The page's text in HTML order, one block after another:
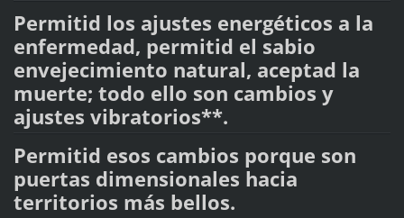
Permitid los ajustes energéticos a la
enfermedad, permitid el sabio
envejecimiento natural, aceptad la
muerte; todo ello son cambios y
ajustes vibratorios**.
Permitid esos cambios porque son
puertas dimensionales hacia
territorios más bellos.